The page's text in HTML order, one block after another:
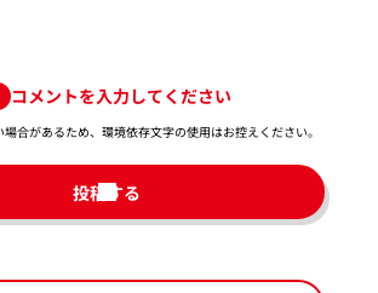
コメントを入力してください
合があるため、環境依存文字の使用はお控えください。​
投稿する